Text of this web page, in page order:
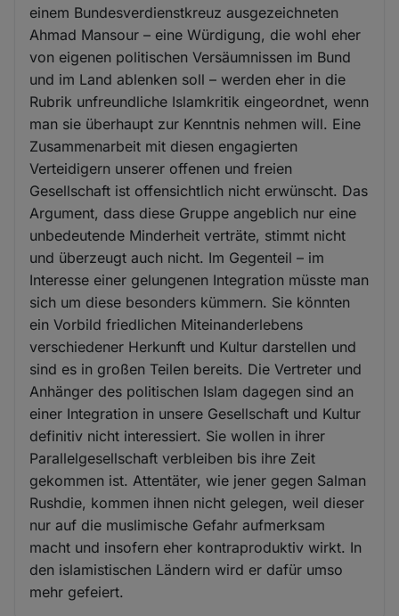
einem Bundesverdienstkreuz ausgezeichneten
Ahmad Mansour – eine Würdigung, die wohl eher
von eigenen politischen Versäumnissen im Bund
und im Land ablenken soll – werden eher in die
Rubrik unfreundliche Islamkritik eingeordnet, wenn
man sie überhaupt zur Kenntnis nehmen will. Eine
Zusammenarbeit mit diesen engagierten
Verteidigern unserer offenen und freien
Gesellschaft ist offensichtlich nicht erwünscht. Das
Argument, dass diese Gruppe angeblich nur eine
unbedeutende Minderheit verträte, stimmt nicht
und überzeugt auch nicht. Im Gegenteil – im
Interesse einer gelungenen Integration müsste man
sich um diese besonders kümmern. Sie könnten
ein Vorbild friedlichen Miteinanderlebens
verschiedener Herkunft und Kultur darstellen und
sind es in großen Teilen bereits. Die Vertreter und
Anhänger des politischen Islam dagegen sind an
einer Integration in unsere Gesellschaft und Kultur
definitiv nicht interessiert. Sie wollen in ihrer
Parallelgesellschaft verbleiben bis ihre Zeit
gekommen ist. Attentäter, wie jener gegen Salman
Rushdie, kommen ihnen nicht gelegen, weil dieser
nur auf die muslimische Gefahr aufmerksam
macht und insofern eher kontraproduktiv wirkt. In
den islamistischen Ländern wird er dafür umso
mehr gefeiert.